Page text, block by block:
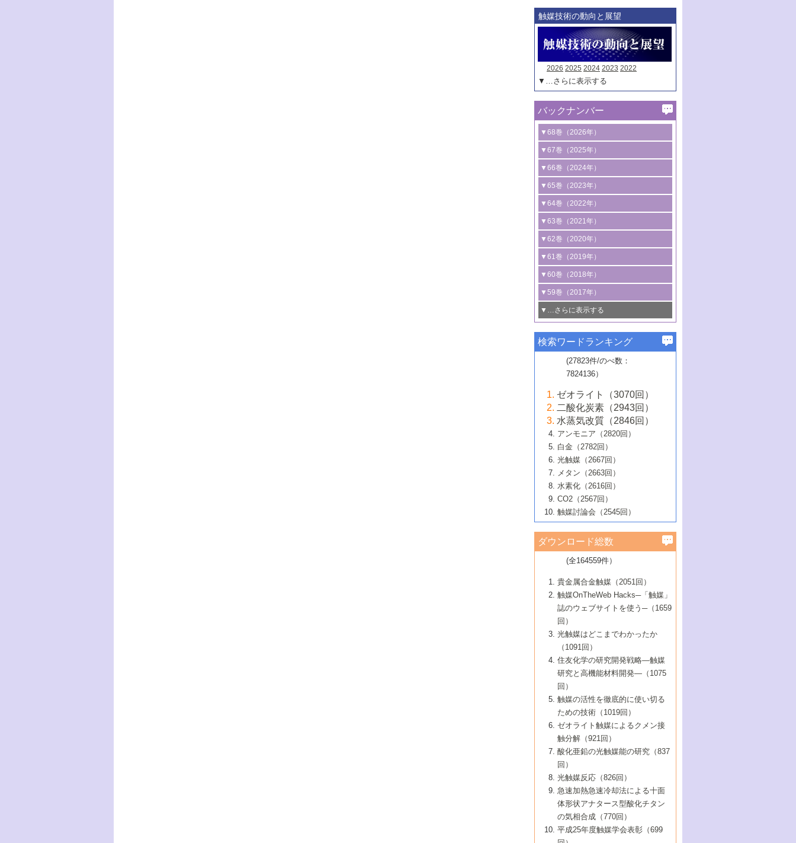
触媒技術の動向と展望
2026 2025 2024 2023 2022
▼…さらに表示する
バックナンバー
▼68巻（2026年）
1号 過酸化水素合成に関する研究動向
2号 コンピューター技術により加速する
触媒開発
3号 有機分子変換やCO 資源化のための
光触媒に関する最近の研究
B号 第137回触媒討論会（2026年）
▼67巻（2025年）
1号 CO
水素化によるグリーン燃料/グリ
ーンケミカル製造
2号 水素製造のための水分解技術に関す
る最近の研究
3号 オレフィン系樹脂の精密合成に関す
る最新技術
4号 アルコール類の効率的変換を実現す
る非貴金属触媒の研究動向
5号 ゼオライトの合成と応用における研
究動向
6号 ヘテロ接合界面
B号 第135回触媒討論会（2025年）
▼66巻（2024年）
1号 低次元ナノ構造を有する触媒材料
2号 規制反応場を活用した固体触媒研究
の新展開
3号 未踏分子変換を目指した酸化触媒プ
ロセスの最前線
4号 シンクロトロン放射光および中性子
線を利用した触媒解析技術の最先端
5号 単原子触媒
6号 参照触媒委員会からのお知らせ
B号 第133回触媒討論会（2023年）
▼65巻（2023年）
1号 炭素が関わる触媒機能
2号 プラスチックケミカルリサイクルの
ための触媒技術
3号 非酸化物系金属化合物を基盤とした
触媒材料の開発
4号 格子酸素・格子酸素欠陥を利用した
触媒反応
5号 生体触媒によるエネルギー変換反応
6号 窒素とリンの循環のための触媒・機
能性材料
▼64巻（2022年）
1号 合成ガス製造とCOを用いるケミカル
ズ合成の最新動向
2号 化学品合成のための合金触媒開発
3号 CO の排出削減および有効活用のた
めの触媒技術
4号 若手による情報発信企画～とびたて
若き触媒の研究者たち～（1）
若き触媒の研究者たち～（2）
6号 石油のノーブル・ユースを志向した
触媒技術
大学：オンライン・対面開催）
▼63巻（2021年）
1号 金触媒の新展開
2号 ペロブスカイト
3号 特殊反応場を利用した触媒的分子変
換反応
4号 多孔質材料を用いた触媒の新展開
5号 情報学的手法を用いた触媒開発
6号 カーボンニュートラルに向けた電解
技術
B号 第127回触媒討論会（2021年・オン
ライン開催(Zoom)のみ）
▼62巻（2020年）
1号 触媒設計を拓く欠陥構造のキャラク
タリゼーション
2号 機能化学品製造に資するクリーンな
触媒的酸化反応
3号 水処理のための触媒化学
4号 光触媒を用いた水分解の最新の研究
動向
5号 次世代の触媒プロセスを支えるマイ
6号 メタン転換技術の最新動向
B号 第125回触媒討論会（2020年・工学
院大学）
▼61巻（2019年）
1号 物質移動制御に着目した触媒プロセ
ス開発
2号 CO2 フリー水素サプライチェーンに
関わる触媒開発動向
3号 精密高分子合成に関する最近の研究
動向
4号 バイオマス化成品製造のための触媒
5号 固体触媒による含窒素有機化合物変
換の最前線
6号 貴金属使用量低減に向けた自動車排
ガス浄化触媒の開発
B号 第123回触媒討論会（2019年・大阪
▼60巻（2018年）
1号 固体酸触媒の最新の研究動向
2号 二酸化炭素からの有用化学品合成
3号 ナノ粒子・クラスター触媒の最前線
4号 60周年記念企画
5号 進化するゼオライト合成技術
6号 非貴金属系触媒における電気化学的
B号 第121回触媒討論会（2018年・東京
大学）
▼59巻（2017年）
1号 いたるところに，触媒
最先端技術
3号 無機分離膜材料の開発と触媒反応プ
ロセスへの適用
5号 水素のふるまいを解き明かす最先端
研究
6号 低級アルカンの有効利用のための触
媒技術
B号 第119回触媒討論会（2017年・首都
大学東京）
▼…さらに表示する
1号 ユニークな構造の高分子を生み出す触
2号 リグニンからの化成品製造に向けた触
媒技術
3号 触媒研究の最先端～とびたて若き研究
者たち～（1）
4号 触媒研究の最先端～とびたて若き研究
者たち～（2）
5号 触媒研究の最先端～とびたて若き研究
者たち～（3）
6号 イオニクス材料と燃料電池・電解合成
の最新の研究動向
B号 第117回触媒討論会（2016年・大阪府
立大学）
▼57巻（2015年）
1号 水素キャリアにかかわる触媒技術の新
2号 石油精製用触媒の最近の進展
3号 固体酸化物形燃料電池（SOFC）におけ
るアノード触媒上での燃料直接改質技術
4号 コアシェル構造の制御による触媒機能
5号 工業触媒およびその周辺技術の最近の
進歩
6号 ナノシート
B号 第115回触媒討論会（2015年・成蹊大
▼56巻（2014年）
2号 光触媒反応機構に関する最新の研究動
向
開発動向
4号 人工光合成に向けた近年のアプローチ
5号 未利用熱エネルギーの有効活用に貢献
する触媒技術
6号 ポリオキソメタレート
B号 第113回触媒討論会（2014年・ロワジ
ールホテル豊橋）
1号 高耐久性燃料電池システム用触媒にお
ける新展開
2号 リビングラジカル重合の最近の動向
3号 天然ガスの化学工業的展開に関する触
媒技術
4号 貴金属触媒の精密構造制御とその活用
5号 バイオマス化成品製造のための固体触
6号 ナノ空間─吸着状態解析から新機能開拓
B号 第111回触媒討論会（2013年・関西大
▼54巻（2012年）
1号 規則性多孔体の利用技術における最近
の進歩
2号 第109回触媒討論会
3号 貴金属低減技術の最新動向
4号 貴金属代替技術の最新動向
5号 光触媒による物質変換反応の新展開
6号 グラフェン
7号 水素を利用する化成品合成の新潮流
▼53巻（2011年）
1号 金属学から見る合金触媒の新展開
2号 第107回触媒討論会
3号 触媒のその場観察法の進歩（１）
4号 触媒のその場観察法の進歩（２）
5号 不活性結合の触媒的活性化による有機
合成
6号 新しい固体酸触媒技術
7号 ゼオライト合成における最近の進歩
▼52巻（2010年）
1号 触媒の劣化対策と長寿命触媒開発
2号 第105回触媒討論会
3号 ナノ構造が拓く新機能
4号 活性サイトおよびその環境の精密な設
計による触媒の高機能化
5号 触媒を有効に使うための技術
7号 有機分子触媒による精密有機合成
8号 高機能化ポリオレフィンに向けた重合
触媒の最近の進展
1号 炭素材料－熱い注目を集める材料－
2号 第103回触媒討論会
3号 環境浄化用光触媒の現状と課題
4号 水素社会の実現に向けた水素製造・貯
蔵技術の進歩
5号 CO2が関わる触媒・材料
7号 持続可能社会実現のための触媒および
触媒関連技術
▼50巻（2008年）
1号 触媒化学と学会のこの10年，半世紀，
そして未来
2号 第101回触媒討論会
4号 錯体を利用したユニークな表面構造の
構築と機能
5号 若手会員による触媒研究の未来展望1：
企業編
6号 第102回触媒討論会
7号 触媒・化学反応における計算化学の進
8号 若手研究者による触媒研究の未来展望
2：大学・研究所編
▼49巻（2007年）
1号 含フッ素化合物の合成と触媒
2号 第99回触媒討論会
3号 実用的ファインケミカル合成プロセス
を実現する触媒
5号 こんな物質，あんな物質―新たな触媒
の可能性―
7号 『結晶の化学』を活かした触媒研究
8号 イオン液体の応用
▼48巻（2006年）
1号 固体酸触媒の最近の進歩
2号 第97回触媒討論会
3号 リビング重合触媒の最近の展開
5号 水素製造・貯蔵のための触媒技術の新
しい展開
6号 第98回触媒討論会
7号 基礎化学品製造の触媒技術
8号 多機能型リアクター
1号 最近の触媒担体とその効果
2号 第95回触媒討論会
4号 水分解用光触媒材料
5号 時間分解分光の進歩と応用
6号 第96回触媒討論会
8号 超臨界流体を用いた化学プロセスの新
▼46巻（2004年）
1号 部分酸化反応触媒の最前線
2号 第93回触媒討論会
3号 特殊エネルギー場の触媒反応
4号 生体内における金属の触媒作用
5号 ファインケミカルズの展開に寄与する
6号 第94回触媒討論会
7号 サブナノレベルでみた新しい表面現象
8号 オレフィン重合触媒の新たな展
▼45巻（2003年）
1号 なぜこの触媒が良いのか？
2号 第91回触媒討論会
3号 最近の自動車排ガス処理技術
4号 触媒研究の現状と将来─第90回触媒討論
5号 基礎化学品製造の触媒技術
6号 第92回触媒討論会
7号 基礎化学品製造の触媒技術
8号 資源の循環と触媒技術
▼44巻（2002年）
1号 高次制御された触媒の化学
2号 第89回触媒討論会
3号 触媒を利用した電気化学の新展開
4号 ナノ材料の調製と機能化
5号 こんな触媒が欲しい
6号 第90回触媒討論会
7号 触媒研究と学術雑誌/情報
8号 若い世代からみた触媒化学の現状と未
▼43巻（2001年）
1号 グリーンケミストリーと触媒
2号 第87回触媒討論会特集号
3号 生体触媒とバイオプロセス
4号 水素製造・利用の触媒化学
5号 触媒研究における新しい切り口：コン
ビナトリアルケミストリー
6号 第88回触媒討論会特集号
7号 企業における触媒研究のブレークスル
8号 この材料を触媒として使ってみません
▼42巻（2000年）
1号 触媒反応工学の明日を拓く
2号 第85回触媒討論会
3号 反応ダイナミクス
5号 触媒のおもしろさをどのように伝える
6号 第86回触媒討論会
7号 水素化精製触媒の新しい展開
8号 新しい反応性と機能性を目指した金属
クラスタ-化学
▼41巻（1999年）
1号 孔、穴、あな?-特異な空間とその利用-
2号 第83回触媒討論会
3号 均一系触媒反応最前線
4号 実用炭素材料の新展開
5号 研究の方法論を考える
7号 機能性金属材料と触媒
8号 触媒研究へのNMRの応用と展望
▼40巻（1998年）
進展と21世紀への提言/創立40周年記念・触
媒学会この10年の歩みとこれから/創立40周
2号 第81回触媒討論会
3号 計算機触媒化学へのさそい
4号 触媒劣化の制御と予測
5号 最新の実用プロセスと触媒
6号 第82回触媒討論会
7号 ナノ構造体の化学
8号 あの反応は今
1号 均一系と不均一系触媒反応-その特徴と
接点
2号 第79回触媒討論会
3号 最新NO除去触媒の実用化研究
4号 新しい反応場を目指した触媒調製
5号 反応・分離技術の新しい展開
6号 第80回触媒討論会
8号 AFMでみる世界
▼38巻（1996年）
1号 触媒の構造と触媒作用/C1化学を中心と
する21世紀への触媒
3号 オリンピックメダル:金・銀・銅はどん
な触媒作用を示すか
4号 触媒作用における機能の複合化
5号 未来を拓け！若手研究者
6号 第78回触媒討論会
7号 ダイナミックな領域への触媒研究の展
開/C1化学を中心とする21世紀への触媒
▼37巻（1995年）
1号 ファインケミカルズと固体触媒
2号 第75回触媒討論会
3号 希土類を利用した触媒
4号 触媒とリサイクル
5号 エネルギー変換触媒
6号 第76回触媒討論会
7号 表面吸着相の新しい展開
8号 マイクロポーラス・クリスタル触媒の
▼36巻（1994年）
1号 電気化学と触媒
2号 第73回触媒討論会
3号 C4化学の展開
4号 《通常号》
5号 《通常号》
6号 第74回触媒討論会
▼35巻（1993年）
1号 工業触媒開発マニュアル―探索から工
業化まで
2号 第71回触媒討論会
3号 研究開発のうらおもて―着想と展開
4号 触媒劣化と寿命の予測
5号 環境に優しい触媒
▼34巻（1992年）
1号 インパクトを与えたこの研究
2号 第69回触媒討論会
3号 ケミカルズ合成触媒―新しい展開と応
▼33巻（1991年）
1号 触媒プロセス開発マニュアル―探索か
ら工業化まで，知っておきたいこと PartII
2号 第67回触媒討論会
▼32巻（1990年）
1号 21世紀に向けて触媒研究の飛躍をめざ
す―触媒化学の裾野を広げよう
2号 第65回触媒討論会
▼31巻（1989年）
1号 情報科学と反応設計・材料設計
▼30巻（1988年）
検索ワードランキング
(27823件/のべ数：
7824136）
ゼオライト（3070回）
二酸化炭素（2943回）
水蒸気改質（2846回）
アンモニア（2820回）
白金（2782回）
光触媒（2667回）
メタン（2663回）
水素化（2616回）
CO2（2567回）
触媒討論会（2545回）
ダウンロード総数
(全164559件）
貴金属合金触媒（2051回）
触媒OnTheWeb Hacks─「触媒」
誌のウェブサイトを使う─（1659
回）
光触媒はどこまでわかったか
（1091回）
住友化学の研究開発戦略―触媒
研究と高機能材料開発―（1075
回）
触媒の活性を徹底的に使い切る
ための技術（1019回）
ゼオライト触媒によるクメン接
触分解（921回）
酸化亜鉛の光触媒能の研究（837
回）
光触媒反応（826回）
急速加熱急速冷却法による十面
体形状アナタース型酸化チタン
の気相合成（770回）
平成25年度触媒学会表彰（699